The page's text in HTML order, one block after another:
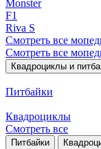
Monster
F1
Riva S
Смотреть все
Смотреть все
Квадроциклы и
Питбайки
Квадроциклы
Смотреть все
Питбайки